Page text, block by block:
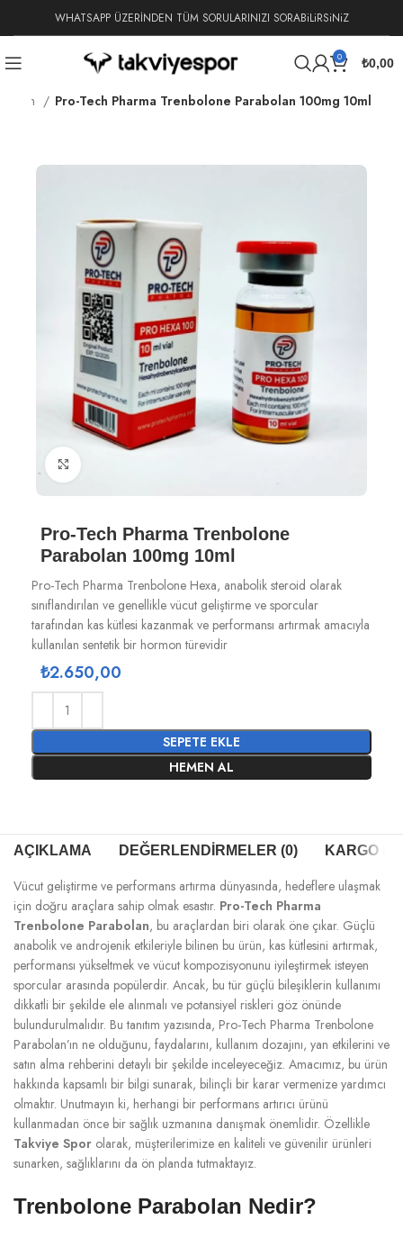
WHATSAPP ÜZERİNDEN TÜM SORULARINIZI SORABiLiRSiNiZ
0 ₺0,00
Pro-Tech Pharma Trenbolone Parabolan 100mg 10ml
Pro-Tech Pharma Trenbolone
Parabolan 100mg 10ml
Pro-Tech Pharma Trenbolone Hexa, anabolik steroid olarak
sınıflandırılan ve genellikle vücut geliştirme ve sporcular
tarafından kas kütlesi kazanmak ve performansı artırmak amacıyla
kullanılan sentetik bir hormon türevidir
₺2.650,00
SEPETE EKLE
HEMEN AL
AÇIKLAMA DEĞERLENDIRMELER (0) KARGO &
Vücut geliştirme ve performans artırma dünyasında, hedeflere ulaşmak
için doğru araçlara sahip olmak esastır. Pro-Tech Pharma
Trenbolone Parabolan, bu araçlardan biri olarak öne çıkar. Güçlü
anabolik ve androjenik etkileriyle bilinen bu ürün, kas kütlesini artırmak,
performansı yükseltmek ve vücut kompozisyonunu iyileştirmek isteyen
sporcular arasında popülerdir. Ancak, bu tür güçlü bileşiklerin kullanımı
dikkatli bir şekilde ele alınmalı ve potansiyel riskleri göz önünde
bulundurulmalıdır. Bu tanıtım yazısında, Pro-Tech Pharma Trenbolone
Parabolan’ın ne olduğunu, faydalarını, kullanım dozajını, yan etkilerini ve
satın alma rehberini detaylı bir şekilde inceleyeceğiz. Amacımız, bu ürün
hakkında kapsamlı bir bilgi sunarak, bilinçli bir karar vermenize yardımcı
olmaktır. Unutmayın ki, herhangi bir performans artırıcı ürünü
kullanmadan önce bir sağlık uzmanına danışmak önemlidir. Özellikle
Takviye Spor olarak, müşterilerimize en kaliteli ve güvenilir ürünleri
sunarken, sağlıklarını da ön planda tutmaktayız.
Trenbolone Parabolan Nedir?